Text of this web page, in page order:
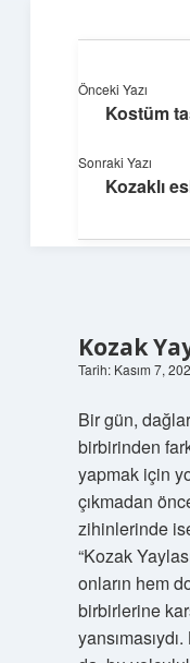
Keyifli vakit
Kozak
Tarih: Kasım 7,
Bir gün,
birbirinden
yapmak için
çıkmadan
zihinlerinde
“Kozak
onların hem
birbirlerine
Önceki Yazı
Kostüm
Sonraki Yazı
Kozaklı